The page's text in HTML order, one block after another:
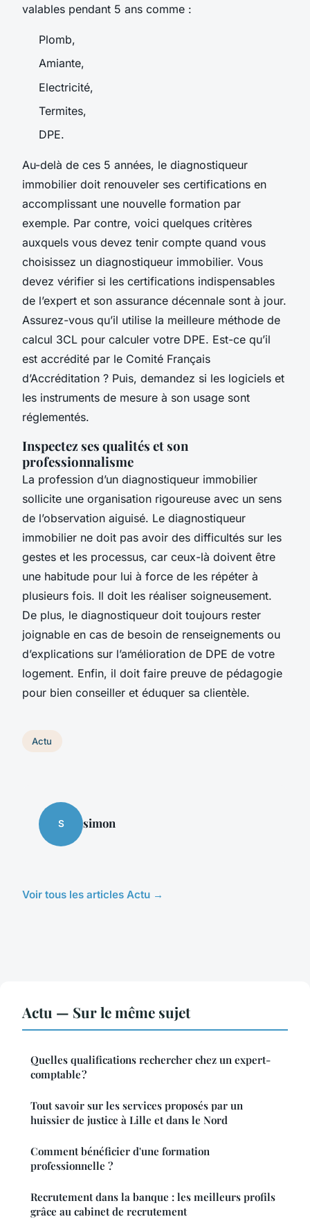
valables pendant 5 ans comme :
Plomb,
Amiante,
Electricité,
Termites,
DPE.
Au-delà de ces 5 années, le diagnostiqueur
immobilier doit renouveler ses certifications en
accomplissant une nouvelle formation par
exemple. Par contre, voici quelques critères
auxquels vous devez tenir compte quand vous
choisissez un diagnostiqueur immobilier. Vous
devez vérifier si les certifications indispensables
de l’expert et son assurance décennale sont à jour.
Assurez-vous qu’il utilise la meilleure méthode de
calcul 3CL pour calculer votre DPE. Est-ce qu’il
est accrédité par le Comité Français
d’Accréditation ? Puis, demandez si les logiciels et
les instruments de mesure à son usage sont
réglementés.
Inspectez ses qualités et son
professionnalisme
La profession d’un diagnostiqueur immobilier
sollicite une organisation rigoureuse avec un sens
de l’observation aiguisé. Le diagnostiqueur
immobilier ne doit pas avoir des difficultés sur les
gestes et les processus, car ceux-là doivent être
une habitude pour lui à force de les répéter à
plusieurs fois. Il doit les réaliser soigneusement.
De plus, le diagnostiqueur doit toujours rester
joignable en cas de besoin de renseignements ou
d’explications sur l’amélioration de DPE de votre
logement. Enfin, il doit faire preuve de pédagogie
pour bien conseiller et éduquer sa clientèle.
Actu
S simon
Voir tous les articles Actu →
Actu — Sur le même sujet
Quelles qualifications rechercher chez un expert-
comptable ?
Tout savoir sur les services proposés par un
huissier de justice à Lille et dans le Nord
Comment bénéficier d'une formation
professionnelle ?
Recrutement dans la banque : les meilleurs profils
grâce au cabinet de recrutement